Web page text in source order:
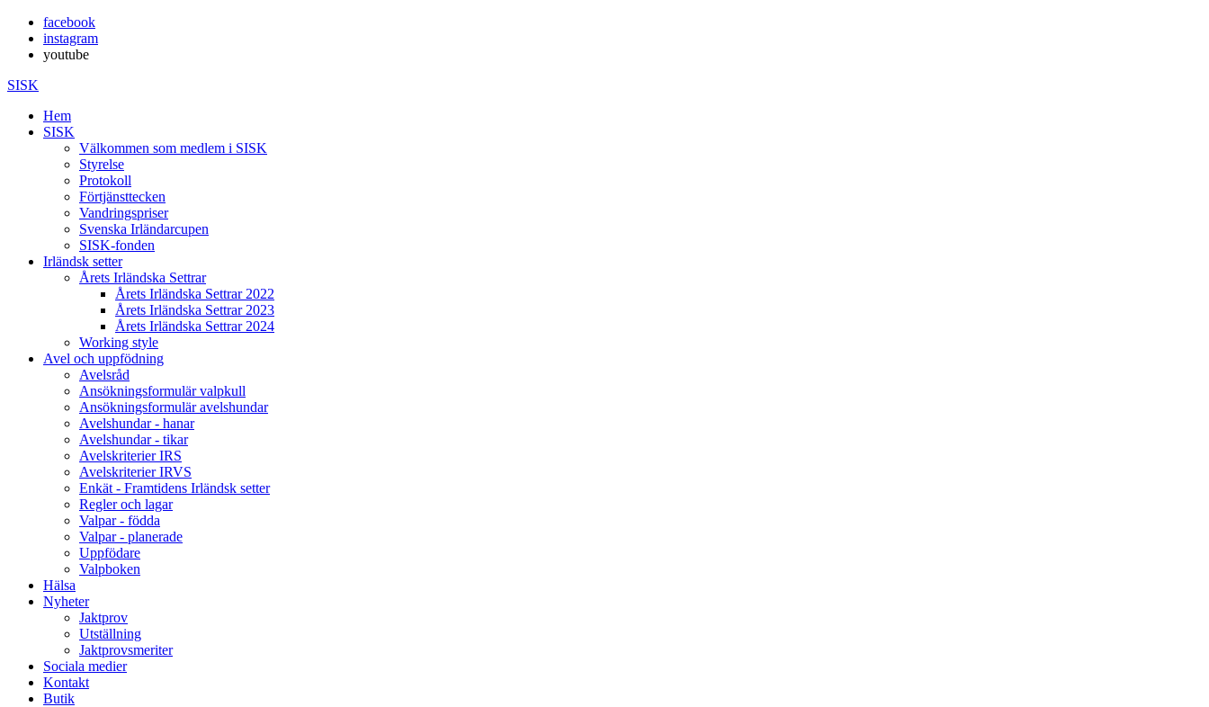
facebook
instagram
youtube
SISK
Hem
SISK
Välkommen som medlem i SISK
Styrelse
Protokoll
Förtjänsttecken
Vandringspriser
Svenska Irländarcupen
SISK-fonden
Irländsk setter
Årets Irländska Settrar
Årets Irländska Settrar 2022
Årets Irländska Settrar 2023
Årets Irländska Settrar 2024
Working style
Avel och uppfödning
Avelsråd
Ansökningsformulär valpkull
Ansökningsformulär avelshundar
Avelshundar - hanar
Avelshundar - tikar
Avelskriterier IRS
Avelskriterier IRVS
Enkät - Framtidens Irländsk setter
Regler och lagar
Valpar - födda
Valpar - planerade
Uppfödare
Valpboken
Hälsa
Nyheter
Jaktprov
Utställning
Jaktprovsmeriter
Sociala medier
Kontakt
Butik